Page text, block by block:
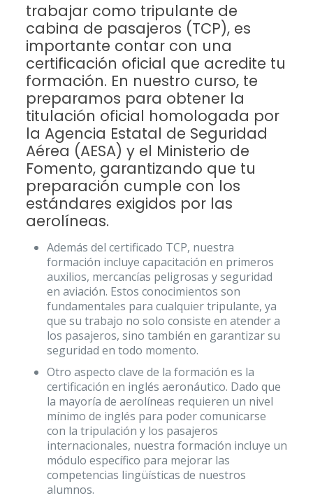
trabajar como tripulante de
cabina de pasajeros (TCP), es
importante contar con una
certificación oficial que acredite tu
formación. En nuestro curso, te
preparamos para obtener la
titulación oficial homologada por
la Agencia Estatal de Seguridad
Aérea (AESA) y el Ministerio de
Fomento, garantizando que tu
preparación cumple con los
estándares exigidos por las
aerolíneas.
Además del certificado TCP, nuestra
formación incluye capacitación en primeros
auxilios, mercancías peligrosas y seguridad
en aviación. Estos conocimientos son
fundamentales para cualquier tripulante, ya
que su trabajo no solo consiste en atender a
los pasajeros, sino también en garantizar su
seguridad en todo momento.
Otro aspecto clave de la formación es la
certificación en inglés aeronáutico. Dado que
la mayoría de aerolíneas requieren un nivel
mínimo de inglés para poder comunicarse
con la tripulación y los pasajeros
internacionales, nuestra formación incluye un
módulo específico para mejorar las
competencias lingüísticas de nuestros
alumnos.